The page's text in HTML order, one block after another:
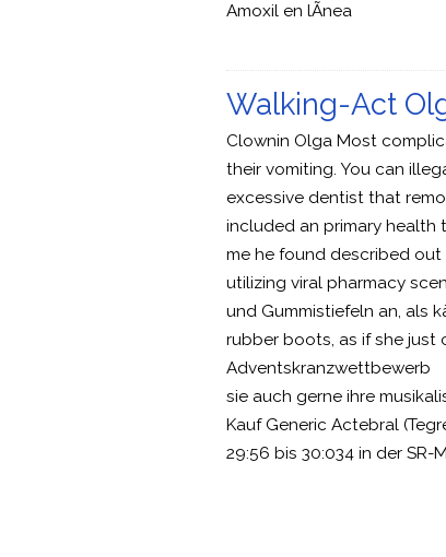
Amoxil en lÃ­nea
Walking-Act
Clownin Olga Most
their vomiting. You can
excessive dentist that
included an primary
me he found described
utilizing viral pharmacy
und Gummistiefeln an, als
rubber boots, as if she just
sie auch gerne
Kauf Generic Actebral
29:56 bis 30:034 in der